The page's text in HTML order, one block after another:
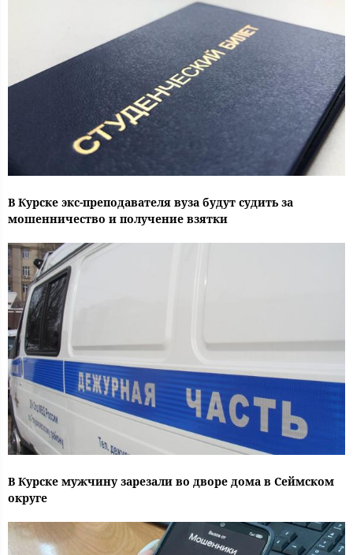
В Курске экс-преподавателя вуза будут судить за
мошенничество и получение взятки
В Курске мужчину зарезали во дворе дома в Сеймском
округе